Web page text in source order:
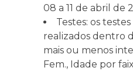
08 a 11 de abril de
Testes: os
realizados dentro
mais ou menos
Fem., Idade por